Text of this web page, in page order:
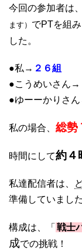
今回の参加者は、
ます） でPTを組み
した。
●私→ ２６組
●こうめいさん→
●ゆーーかりさ
私の場合、 総勢
時間にして約４
私達配信者は、
準備していました
構成は、「 戦士
成での挑戦！